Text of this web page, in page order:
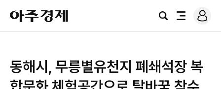
아
주
경
검
전
로
그
동해시, 무릉별유천지 폐쇄석장 복